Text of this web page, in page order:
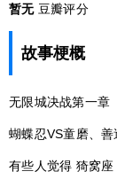
暂无豆瓣评分
故事梗概
无限城决战第一章
蝴蝶忍VS童磨、
有些人觉得 猗窝